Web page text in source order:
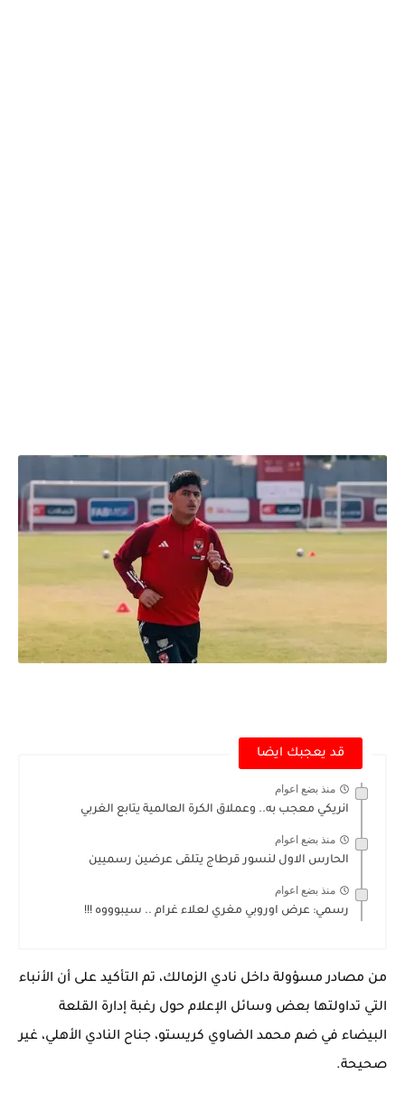
قد يعجبك ايضا
منذ بضع اعوام
انريكي معجب به.. وعملاق الكرة العالمية يتابع الغربي
منذ بضع اعوام
الحارس الاول لنسور قرطاج يتلقى عرضين رسميين
منذ بضع اعوام
رسمي: عرض اوروبي مغري لعلاء غرام .. سيبوووه !!!
من مصادر مسؤولة داخل نادي الزمالك، تم التأكيد على أن الأنباء
التي تداولتها بعض وسائل الإعلام حول رغبة إدارة القلعة
البيضاء في ضم محمد الضاوي كريستو، جناح النادي الأهلي، غير
صحيحة.